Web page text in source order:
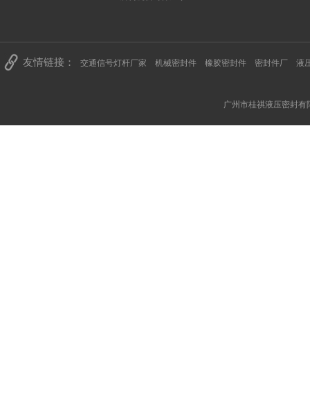
友情链接： 交通信号灯杆厂家 机械密封件 橡胶密封件 密封件厂 液
广州市桂祺液压密封有